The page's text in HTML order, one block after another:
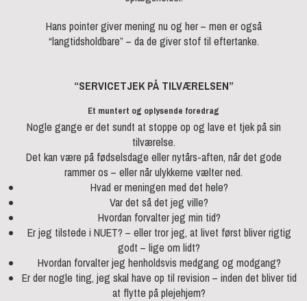
Hans pointer giver mening nu og her – men er også
“langtidsholdbare” – da de giver stof til eftertanke.
“SERVICETJEK PÅ TILVÆRELSEN”
Et muntert og oplysende foredrag
Nogle gange er det sundt at stoppe op og lave et tjek på sin
tilværelse.
Det kan være på fødselsdage eller nytårs-aften, når det gode
rammer os – eller når ulykkerne vælter ned.
Hvad er meningen med det hele?
Var det så det jeg ville?
Hvordan forvalter jeg min tid?
Er jeg tilstede i NUET? – eller tror jeg, at livet først bliver rigtig
godt – lige om lidt?
Hvordan forvalter jeg henholdsvis medgang og modgang?
Er der nogle ting, jeg skal have op til revision – inden det bliver tid
at flytte på plejehjem?